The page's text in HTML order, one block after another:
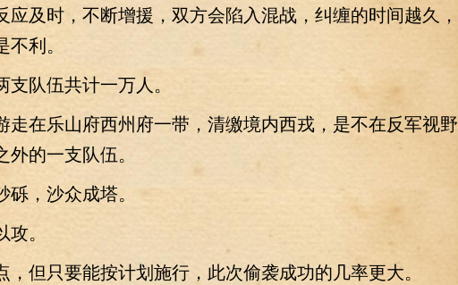
时，不断增援，双方会陷入混战，纠缠的时间越久，
利。
队伍共计一万人。
乐山府西州府一带，清缴境内西戎，是不在反军视野
外的一支队伍。
，沙众成塔。
。
只要能按计划施行，此次偷袭成功的几率更大。